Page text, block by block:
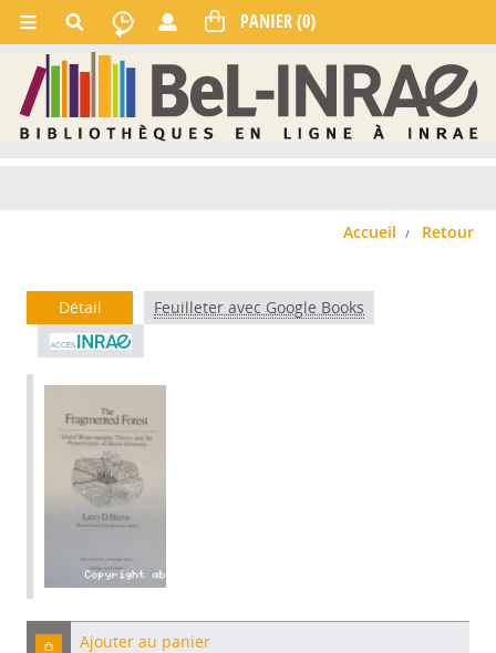
Accueil Retour
Détail Feuilleter avec Google Books
Ajouter au panier